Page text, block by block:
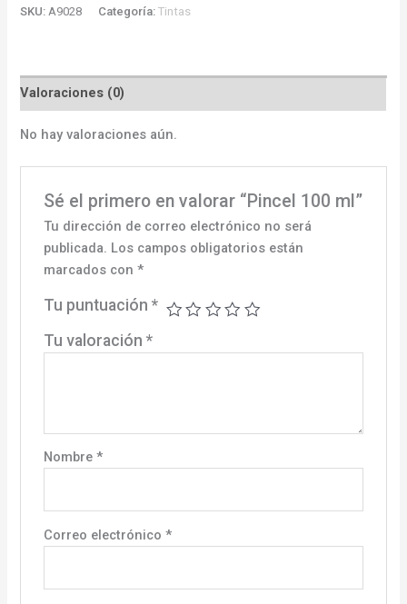
SKU: A9028 Categoría:Tintas
Valoraciones (0)
No hay valoraciones aún.
Sé el primero en valorar “Pincel 100 ml”
Tu dirección de correo electrónico no será
publicada. Los campos obligatorios están
marcados con *
Tu puntuación *
Tu valoración *
Nombre *
Correo electrónico *